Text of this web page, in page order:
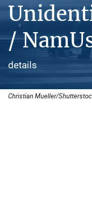
/
details
Christian Mueller/